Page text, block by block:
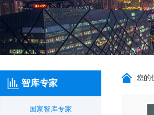
智库专家
国家智库专家
您的